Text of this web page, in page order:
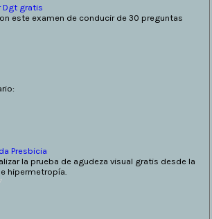
Dgt gratis
este examen de conducir de 30 preguntas
Presbicia
la prueba de agudeza visual gratis desde la
hipermetropía.